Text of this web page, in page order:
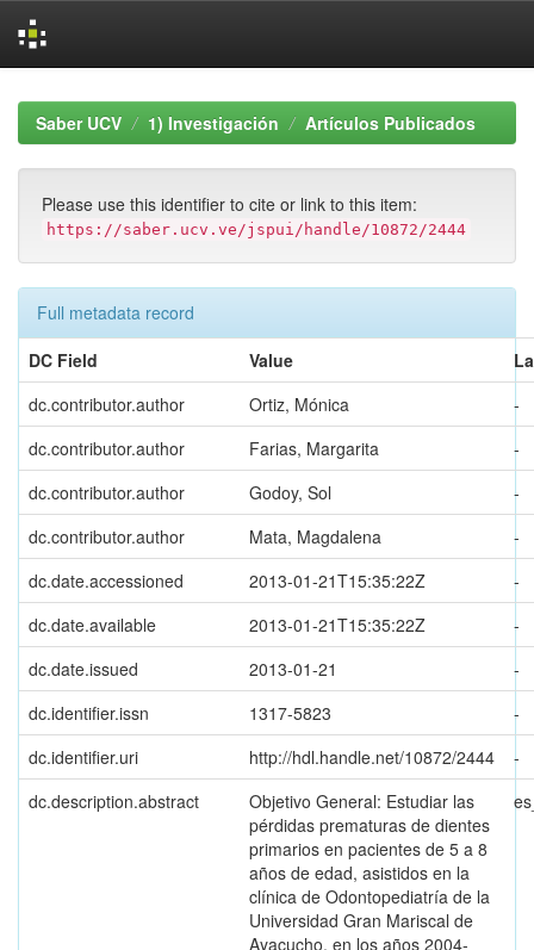
navigationSaber UCV 1) Investigación Artículos Publicados
Please use this identifier to cite or link to this item:
https://saber.ucv.ve/jspui/handle/10872/2444
Full metadata record
DC Field
Value
dc.contributor.author
Ortiz, Mónica
-
dc.contributor.author
Farias, Margarita
-
dc.contributor.author
Godoy, Sol
-
dc.contributor.author
Mata, Magdalena
-
dc.date.accessioned
2013-01-21T15:35:22Z
-
dc.date.available
2013-01-21T15:35:22Z
-
dc.date.issued
2013-01-21
-
dc.identifier.issn
1317-5823
-
dc.identifier.uri
http://hdl.handle.net/10872/2444
-
dc.description.abstract
Objetivo General: Estudiar las
pérdidas prematuras de dientes
primarios en pacientes de 5 a 8
años de edad, asistidos en la
clínica de Odontopediatría de la
Universidad Gran Mariscal de
Ayacucho, en los años 2004-